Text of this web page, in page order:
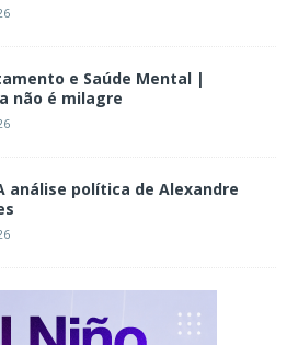
e Saúde Mental |
não é milagre
análise política de Alexandre